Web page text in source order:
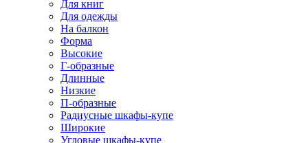
Для книг
Для одежды
На балкон
Форма
Высокие
Г-образные
Длинные
Низкие
П-образные
Радиусные шкафы-купе
Широкие
Угловые шкафы-купе